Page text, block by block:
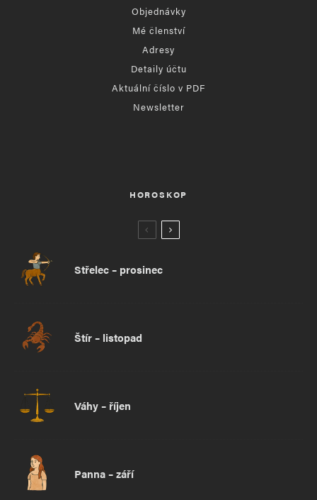
Objednávky
Mé členství
Adresy
Detaily účtu
Aktuální číslo v PDF
Newsletter
HOROSKOP
Střelec – prosinec
Štír – listopad
Váhy – říjen
Panna – září